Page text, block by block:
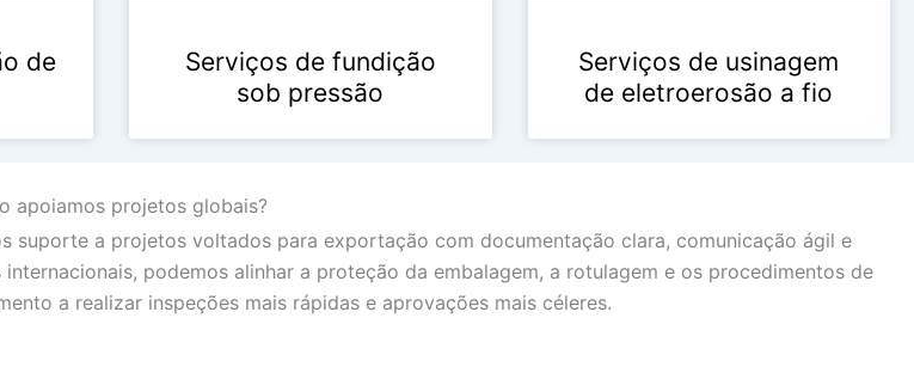
de
Serviços de fundição
sob pressão
Serviços de usinagem
de eletroerosão a fio
apoiamos projetos globais?
suporte a projetos voltados para exportação com documentação clara, comunicação ágil e
podemos alinhar a proteção da embalagem, a rotulagem e os procedimentos de
a realizar inspeções mais rápidas e aprovações mais céleres.